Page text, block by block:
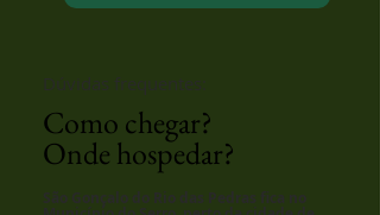
Dúvidas frequentes:
Como chegar?
Onde hospedar?
São Gonçalo do Rio das Pedras fica no